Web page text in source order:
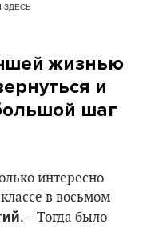
ЗДЕСЬ
жизнью
и
шаг
интересно
в восьмом-
. – Тогда было